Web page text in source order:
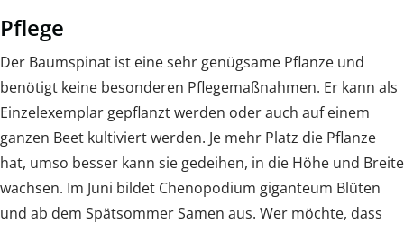
Pflege
Der Baumspinat ist eine sehr genügsame Pflanze und
benötigt keine besonderen Pflegemaßnahmen. Er kann als
Einzelexemplar gepflanzt werden oder auch auf einem
ganzen Beet kultiviert werden. Je mehr Platz die Pflanze
hat, umso besser kann sie gedeihen, in die Höhe und Breite
wachsen. Im Juni bildet Chenopodium giganteum Blüten
und ab dem Spätsommer Samen aus. Wer möchte, dass